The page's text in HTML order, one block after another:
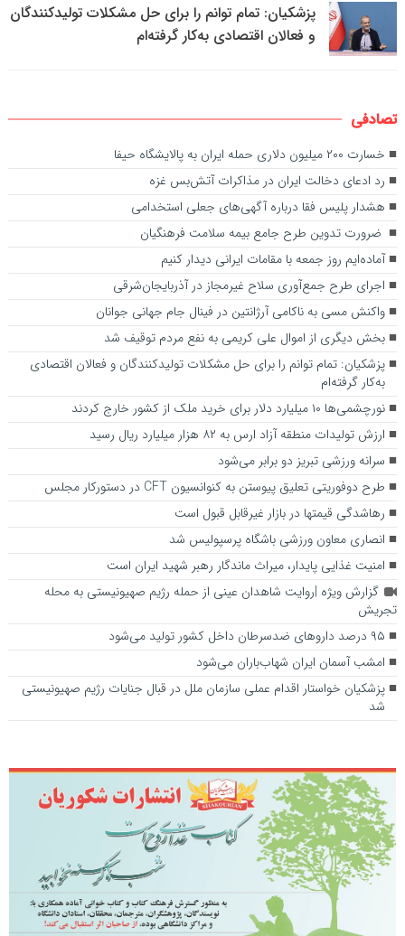
پزشکیان: تمام توانم را برای حل مشکلات تولیدکنندگان
و فعالان اقتصادی به‌کار گرفته‌ام
تصادفی
خسارت ۲۰۰ میلیون دلاری حمله ایران به پالایشگاه حیفا
رد ادعای دخالت ایران در مذاکرات آتش‌بس غزه
هشدار پلیس فقا درباره آگهی‌های جعلی استخدامی
ضرورت تدوین طرح جامع بیمه سلامت فرهنگیان
آماده‌ایم روز جمعه با مقامات ایرانی دیدار کنیم
اجرای طرح جمع‌آوری سلاح غیرمجاز در آذربایجان‌شرقی
واکنش مسی به ناکامی آرژانتین در فینال جام جهانی جوانان
بخش دیگری از اموال علی کریمی به نفع مردم توقیف شد
پزشکیان: تمام توانم را برای حل مشکلات تولیدکنندگان و فعالان اقتصادی
به‌کار گرفته‌ام
نورچشمی‌ها ۱۰ میلیارد دلار برای خرید ملک از کشور خارج کردند
ارزش تولیدات منطقه آزاد ارس به ۸۲ هزار میلیارد ریال رسید
سرانه ورزشی تبریز دو برابر می‌شود
طرح دوفوریتی تعلیق پیوستن به کنوانسیون CFT در دستورکار مجلس
رهاشدگی قیمتها در بازار غیرقابل قبول است
انصاری معاون ورزشی باشگاه پرسپولیس شد
امنیت غذایی پایدار، میراث ماندگار رهبر شهید ایران است
گزارش ویژه |روایت شاهدان عینی از حمله رژیم صهیونیستی به محله
تجریش
۹۵ درصد دارو‌های ضدسرطان داخل کشور تولید می‌شود
امشب آسمان ایران شهاب‌باران می‌شود
پزشکیان خواستار اقدام عملی سازمان ملل در قبال جنایات رژیم صهیونیستی
شد